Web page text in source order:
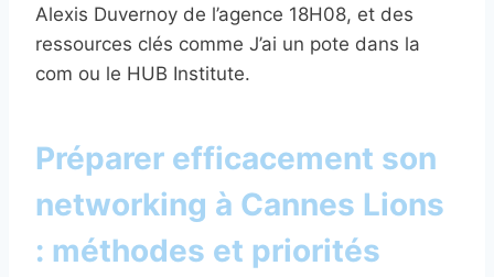
Alexis Duvernoy de l’agence 18H08, et des
ressources clés comme J’ai un pote dans la
com ou le HUB Institute.
Préparer efficacement son
networking à Cannes Lions
: méthodes et priorités